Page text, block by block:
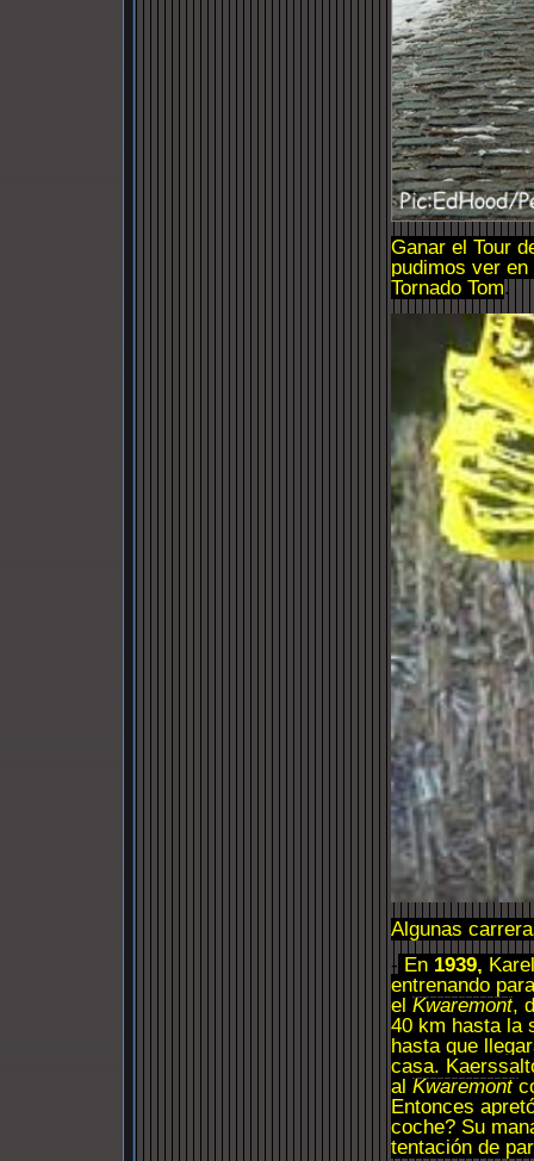
Ganar el Tour
pudimos ver
Tornado Tom.
Algunas
- En 1939, Karel
entrenando
el Kwaremont,
40 km hasta la
hasta que
casa. Kaers
al Kwaremont
Entonces
coche? Su
tentación de